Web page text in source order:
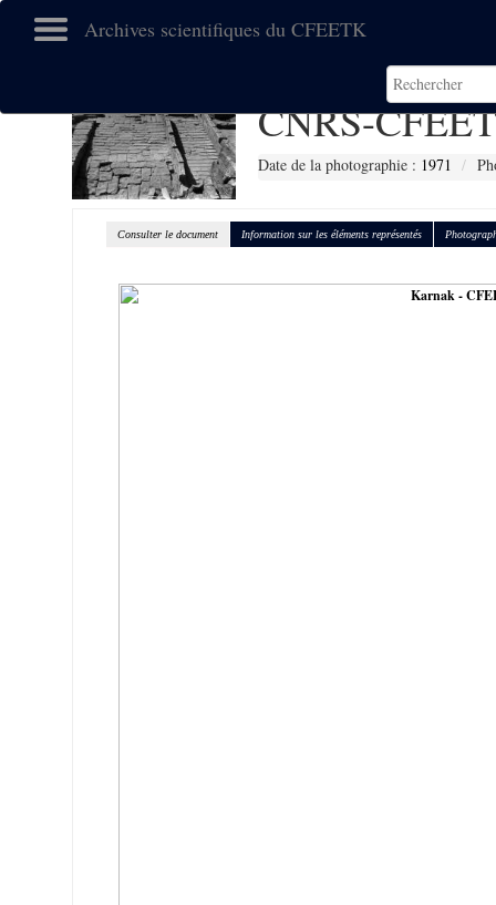
Archives scientifiques du CFEETK
CNRS-
Date de la photographie : 1971
Consulter le document Information sur les éléments représentés